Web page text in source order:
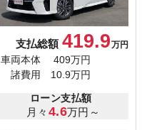
支払総額 419.9万円
車両本体
409万円
諸費用
10.9万円
ローン支払額
月々 4.6万円～